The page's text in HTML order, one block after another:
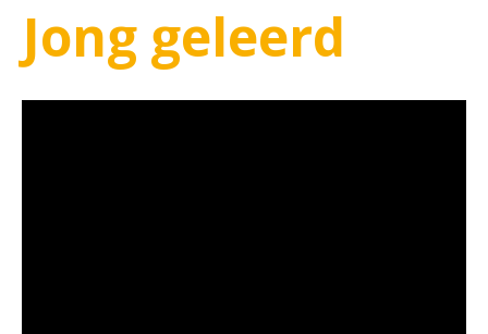
Jong geleerd